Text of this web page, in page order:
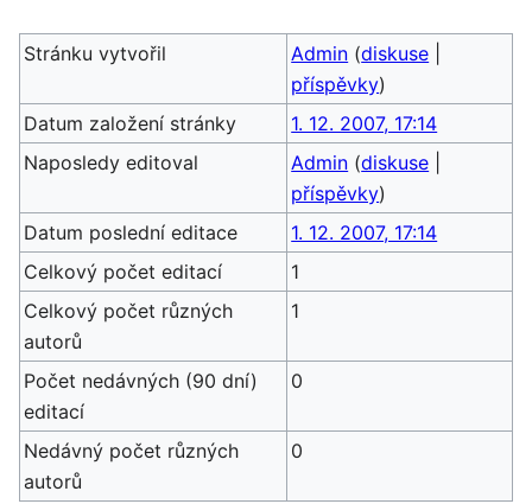
Stránku vytvořil Admin (diskuse
příspěvky)
Datum založení stránky
1. 12. 2007, 17:14
Naposledy editoval
Admin (diskuse
příspěvky)
Datum poslední editace
1. 12. 2007, 17:14
Celkový počet editací
1
Celkový počet různých
autorů
1
Počet nedávných (90 dní)
editací
0
Nedávný počet různých
autorů
0